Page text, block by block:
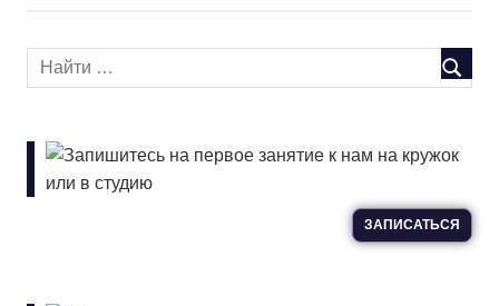
Запишитесь на первое занятие к нам на кружок
или в студию
ЗАПИСАТЬСЯ